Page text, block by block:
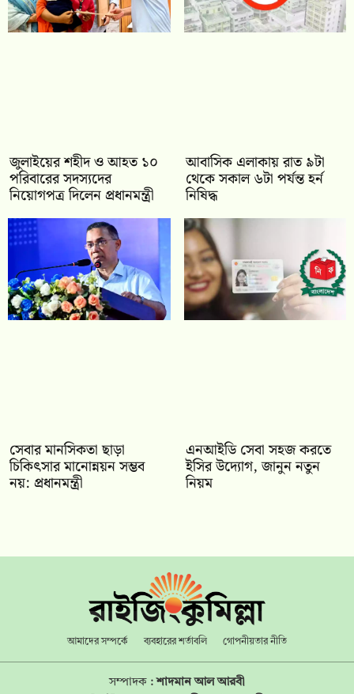
জুলাইয়ের শহীদ ও আহত ১০
পরিবারের সদস্যদের
নিয়োগপত্র দিলেন প্রধানমন্ত্রী
আবাসিক এলাকায় রাত ৯টা
থেকে সকাল ৬টা পর্যন্ত হর্ন
নিষিদ্ধ
সেবার মানসিকতা ছাড়া
চিকিৎসার মানোন্নয়ন সম্ভব
নয়: প্রধানমন্ত্রী
এনআইডি সেবা সহজ করতে
ইসির উদ্যোগ, জানুন নতুন
নিয়ম
আমাদের সম্পর্কে ব্যবহারের শর্তাবলি গোপনীয়তার নীতি
সম্পাদক :শাদমান আল আরবী